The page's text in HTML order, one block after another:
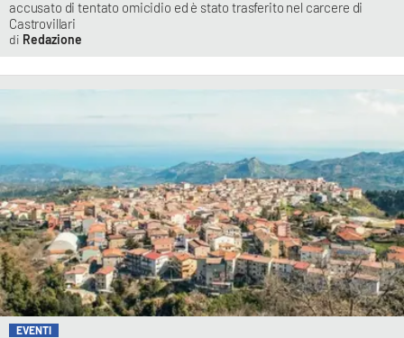
accusato di tentato omicidio ed è stato trasferito nel carcere di
Castrovillari
Redazione
EVENTI